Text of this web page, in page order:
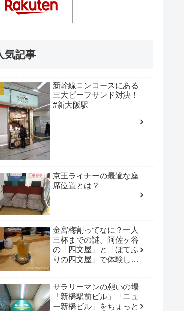
気記事
新幹線コンコースにある
三大ビーフサンド対決！
#新大阪駅
京王ライナーの最適な座
席位置とは？
金宮梅割ってなに？一人
三杯までの謎。阿佐ヶ谷
の「四文屋」と「ぼてふ
りの四文屋」で体験して
サラリーマンの憩いの場
「新橋駅前ビル」「ニュ
ー新橋ビル」をちょっと